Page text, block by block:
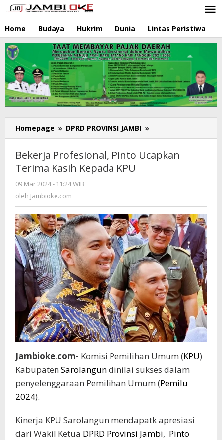
Lewati
ke
konten
Home Budaya Hukrim Dunia Lintas Peristiwa
Homepage » DPRD PROVINSI JAMBI »
Profesional,
Pinto
Ucapkan
Bekerja Profesional, Pinto Ucapkan
Terima Kasih Kepada KPU
09 Mar 2024 - 11:24 WIB
oleh Jambioke.com
Jambioke.com- Komisi Pemilihan Umum (KPU)
Kabupaten Sarolangundinilai sukses dalam
penyelenggaraan Pemilihan Umum (Pemilu
2024).
Kinerja KPU Sarolangun mendapatk apresiasi
dari Wakil Ketua DPRD Provinsi Jambi, Pinto